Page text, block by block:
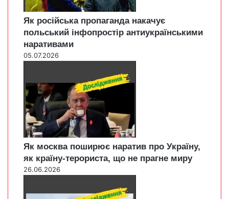
Як російська пропаганда накачує
польський інфопростір антиукраїнськими
наративами
05.07.2026
Як москва поширює наратив про Україну,
як країну-терориста, що не прагне миру
26.06.2026